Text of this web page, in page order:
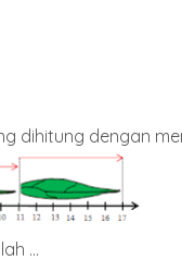
dihitung dengan
...